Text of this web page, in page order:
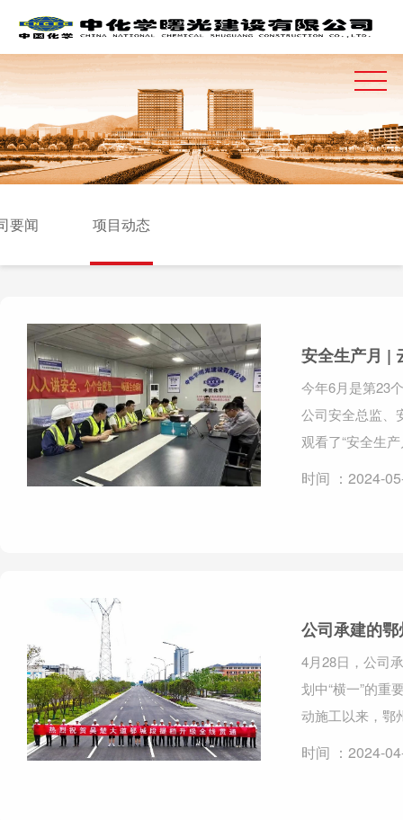
要闻 项目动态
安全生产月 |
今年6月是第23
公司安全总监、
观看了“安全生
时间 ：2024-
公司承建的
4月28日，公司
划中“横一”的重
动施工以来，鄂
时间 ：2024-